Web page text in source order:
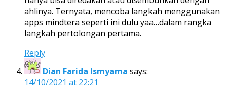
ahlinya. Ternyata, mencoba langkah menggunakan
apps mindtera seperti ini dulu yaa…dalam rangka
langkah pertolongan pertama.
Reply
Dian Farida Ismyama says:
14/10/2021 at 22:21